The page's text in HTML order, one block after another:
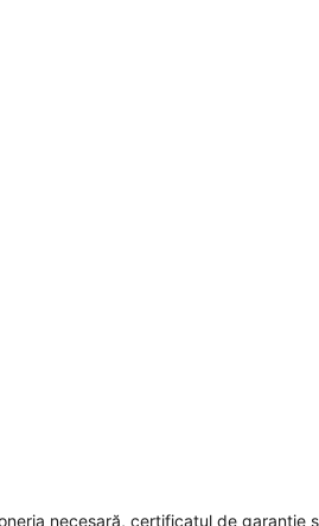
necesară, certificatul de garanție